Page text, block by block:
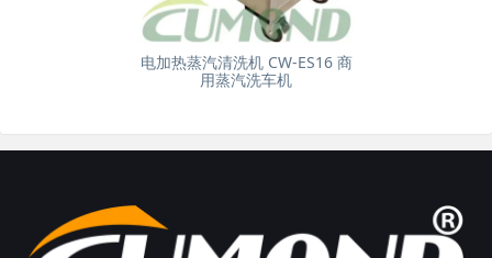
电加热蒸汽清洗机 CW-ES16 商
用蒸汽洗车机